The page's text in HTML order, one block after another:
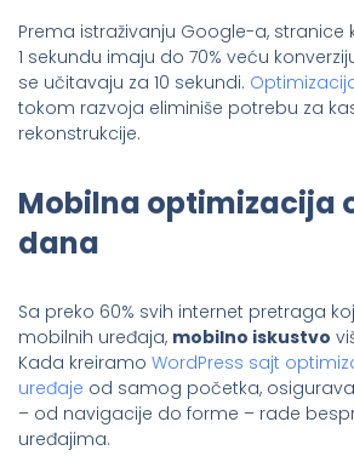
Prema istraživanju Google-a, stranice
1 sekundu imaju do 70% veću
se učitavaju za 10 sekundi.
tokom razvoja eliminiše potrebu za
rekonstrukcije.
Mobilna optimizacija
dana
Sa preko 60% svih internet pretraga
mobilnih uređaja, mobilno iskustvo
Kada kreiramo WordPress sajt
uređaje od samog početka,
– od navigacije do forme – rade
uređajima.